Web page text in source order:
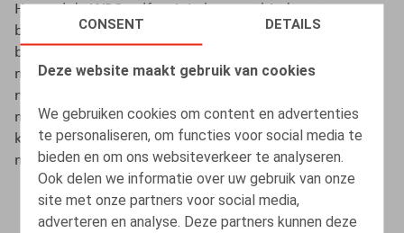
CONSENT DETAILS
Deze website maakt gebruik van cookies
We gebruiken cookies om content en advertenties
te personaliseren, om functies voor social media te
bieden en om ons websiteverkeer te analyseren.
Ook delen we informatie over uw gebruik van onze
site met onze partners voor social media,
adverteren en analyse. Deze partners kunnen deze
Hoewel de WPO zelf weinig houvast biedt met
betrekking tot de concrete inhoud van dit reglement,
blijkt uit de memorie van toelichting dat het reglement
moet instaan voor de grootst mogelijke transparantie
naar de werknemers toe en dat er duidelijke afspraken
moeten worden gemaakt binnen een afdwingbaar
kader. Het reglement zal dus onder meer duidelijkheid
moeten bieden over:
de situaties waarin private onderzoeken kunnen
worden opgestart;